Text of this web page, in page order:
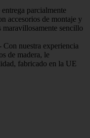
parcialmente
accesorios de montaje y
sencillo
nuestra experiencia
de madera, le
fabricado en la UE